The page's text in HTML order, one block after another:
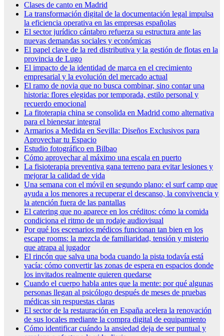
Clases de canto en Madrid
La transformación digital de la documentación legal impulsa
la eficiencia operativa en las empresas españolas
El sector jurídico cántabro refuerza su estructura ante las
nuevas demandas sociales y económicas
El papel clave de la red distributiva y la gestión de flotas en la
provincia de Lugo
El impacto de la identidad de marca en el crecimiento
empresarial y la evolución del mercado actual
El ramo de novia que no busca combinar, sino contar una
historia: flores elegidas por temporada, estilo personal y
recuerdo emocional
La fitoterapia china se consolida en Madrid como alternativa
para el bienestar integral
Armarios a Medida en Sevilla: Diseños Exclusivos para
Aprovechar tu Espacio
Estudio fotográfico en Bilbao
Cómo aprovechar al máximo una escala en puerto
La fisioterapia preventiva gana terreno para evitar lesiones y
mejorar la calidad de vida
Una semana con el móvil en segundo plano: el surf camp que
ayuda a los menores a recuperar el descanso, la convivencia y
la atención fuera de las pantallas
El catering que no aparece en los créditos: cómo la comida
condiciona el ritmo de un rodaje audiovisual
Por qué los escenarios médicos funcionan tan bien en los
escape rooms: la mezcla de familiaridad, tensión y misterio
que atrapa al jugador
El rincón que salva una boda cuando la pista todavía está
vacía: cómo convertir las zonas de espera en espacios donde
los invitados realmente quieren quedarse
Cuando el cuerpo habla antes que la mente: por qué algunas
personas llegan al psicólogo después de meses de pruebas
médicas sin respuestas claras
El sector de la restauración en España acelera la renovación
de sus locales mediante la compra digital de equipamiento
Cómo identificar cuándo la ansiedad deja de ser puntual y